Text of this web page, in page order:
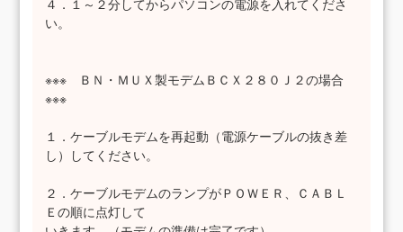
４．１～２分してからパソコンの電源を入れてくださ
い。
※※※ ＢＮ・ＭＵＸ製モデムＢＣＸ２８０Ｊ２の場合
※※※
１．ケーブルモデムを再起動（電源ケーブルの抜き差
し）してください。
２．ケーブルモデムのランプがＰＯＷＥＲ、ＣＡＢＬ
Ｅの順に点灯して